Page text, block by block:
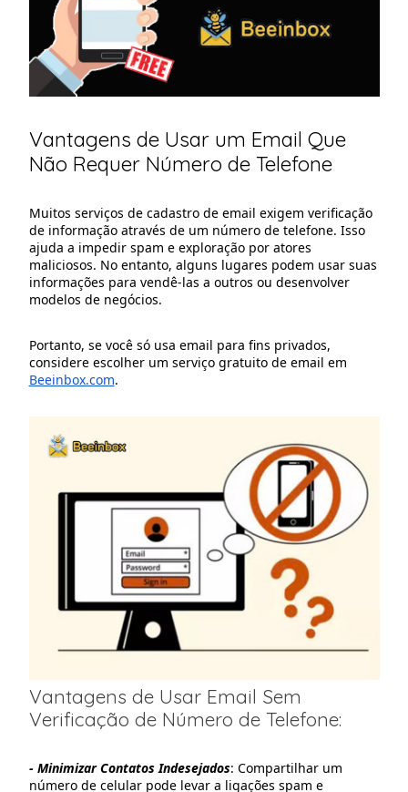
Vantagens de Usar um Email Que
Não Requer Número de Telefone
Muitos serviços de cadastro de email exigem verificação
de informação através de um número de telefone. Isso
ajuda a impedir spam e exploração por atores
maliciosos. No entanto, alguns lugares podem usar suas
informações para vendê-las a outros ou desenvolver
modelos de negócios.
Portanto, se você só usa email para fins privados,
considere escolher um serviço gratuito de email em
Beeinbox.com.
Vantagens de Usar Email Sem
Verificação de Número de Telefone:
- Minimizar Contatos Indesejados: Compartilhar um
número de celular pode levar a ligações spam e